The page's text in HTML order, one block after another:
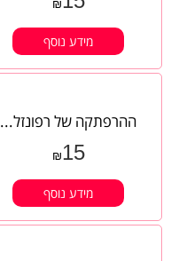
₪
מידע נוסף
ההרפתקה של רפונזל...
₪15
מידע נוסף